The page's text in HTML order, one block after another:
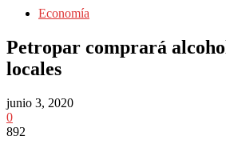
Economía
Petropar comprará
locales
junio 3, 2020
0
892